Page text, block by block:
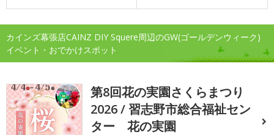
カインズ幕張店CAINZ DIY Squere周辺のGW(ゴールデンウィーク)
イベント・おでかけスポット
第8回花の実園さくらまつり
2026 / 習志野市総合福祉セン
ター 花の実園